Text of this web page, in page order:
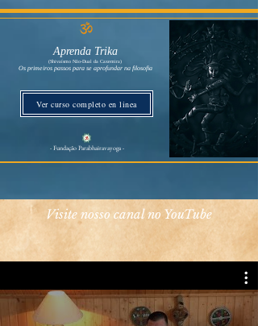
Aprenda Trika
(Shivaísmo Não-Dual da Caxemira)
Os primeiros passos para se aprofundar na filosofia
- Fundação Parabhairavayoga -
Ver curso completo en linea
Visite nosso canal no YouTube